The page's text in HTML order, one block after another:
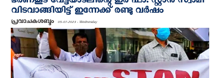
വിടവാങ്ങിയിട്ട് ഇന്നേക്ക് രണ്ടു വര്‍ഷം
പ്രവാചകശബ്ദം 05-07-2023 - Wednesday